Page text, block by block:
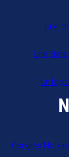
Une
Une
Un
Congrès